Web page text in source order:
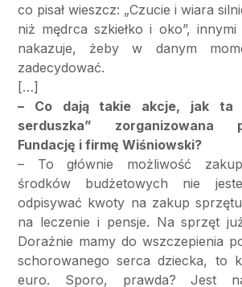
co pisał wieszcz: „Czucie i wiara
niż mędrca szkiełko i oko”,
nakazuje, żeby w danym
zadecydować.
[…]
– Co dają takie akcje, jak ta
serduszka” zorganizowana
Fundację i firmę Wiśniowski?
– To głównie możliwość
środków budżetowych nie
odpisywać kwoty na zakup
na leczenie i pensje. Na sprzęt
Doraźnie mamy do wszczepienia
schorowanego serca dziecka, to
euro. Sporo, prawda? Jest